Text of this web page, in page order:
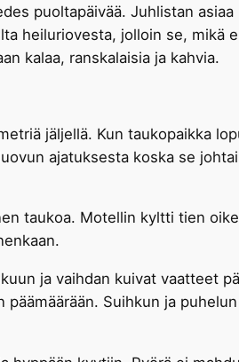
puoltapäivää. Juhlistan
heiluriovesta, jolloin se, mikä
kalaa, ranskalaisia ja kahvia.
jäljellä. Kun taukopaikka
ajatuksesta koska se
taukoa. Motellin kyltti tien
ja vaihdan kuivat vaatteet
Suihkun ja